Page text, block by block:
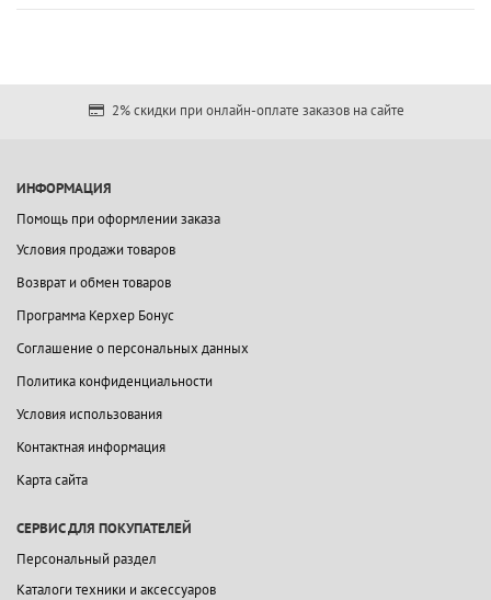
2% скидки при онлайн-оплате заказов на сайте
ИНФОРМАЦИЯ
Помощь при оформлении заказа
Условия продажи товаров
Возврат и обмен товаров
Программа Керхер Бонус
Соглашение о персональных данных
Политика конфиденциальности
Условия использования
Контактная информация
Карта сайта
СЕРВИС ДЛЯ ПОКУПАТЕЛЕЙ
Персональный раздел
Каталоги техники и аксессуаров